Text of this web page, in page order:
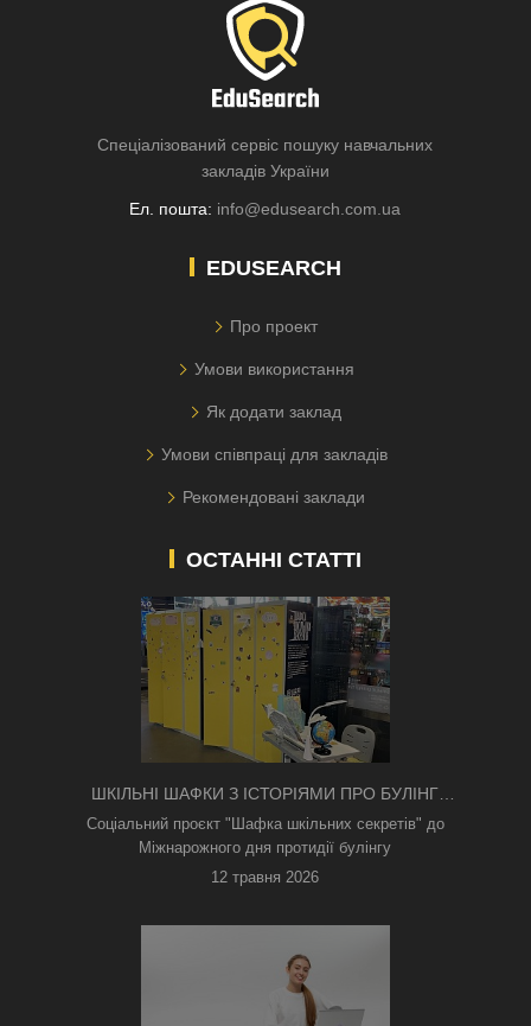
Спеціалізований сервіс пошуку навчальних
закладів України
Ел. пошта: info@edusearch.com.ua
EDUSEARCH
Про проект
Умови використання
Як додати заклад
Умови співпраці для закладів
Рекомендовані заклади
ОСТАННІ СТАТТІ
ШКІЛЬНІ ШАФКИ З ІСТОРІЯМИ ПРО БУЛІНГ
З'ЯВИЛИСЯ В КИЄВІ
Соціальний проєкт "Шафка шкільних секретів" до
Міжнарожного дня протидії булінгу
12 травня 2026